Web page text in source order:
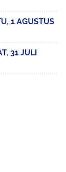
1 AGUSTUS
31 JULI